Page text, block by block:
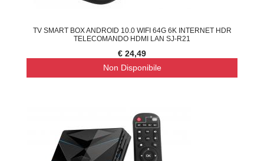
TV SMART BOX ANDROID 10.0 WIFI 64G 6K INTERNET HDR
TELECOMANDO HDMI LAN SJ-R21
€ 24,49
Non Disponibile